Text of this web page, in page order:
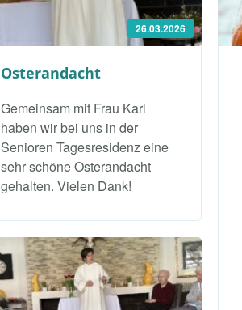
26.03.2026
Osterandacht
Gemeinsam mit Frau Karl
haben wir bei uns in der
Senioren Tagesresidenz eine
sehr schöne Osterandacht
gehalten. Vielen Dank!